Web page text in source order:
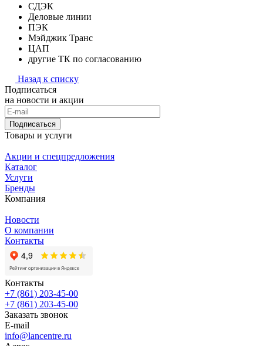
СДЭК
Деловые линии
ПЭК
Мэйджик Транс
ЦАП
другие ТК по согласованию
Назад к списку
Подписаться
на новости и акции
Подписаться
Товары и услуги
Акции и спецпредложения
Каталог
Услуги
Бренды
Компания
Новости
О компании
Контакты
Контакты
+7 (861) 203-45-00
+7 (861) 203-45-00
Заказать звонок
E-mail
info@lancentre.ru